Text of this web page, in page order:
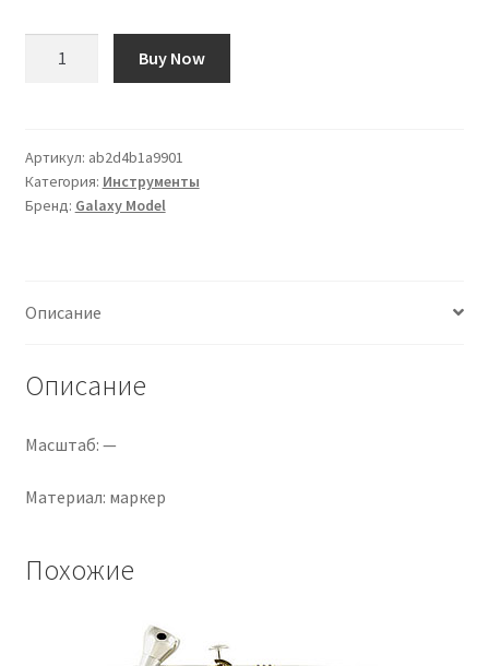
маркер
(ярко-
медный)»
Buy Now
Артикул: ab2d4b1a9901
Категория: Инструменты
Бренд: Galaxy Model
Описание
Описание
Масштаб: —
Материал: маркер
Похожие